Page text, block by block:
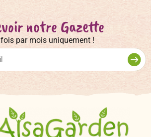
notre Gazette
par mois uniquement !